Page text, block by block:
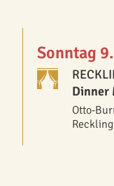
Sonntag
Dinner
Otto-